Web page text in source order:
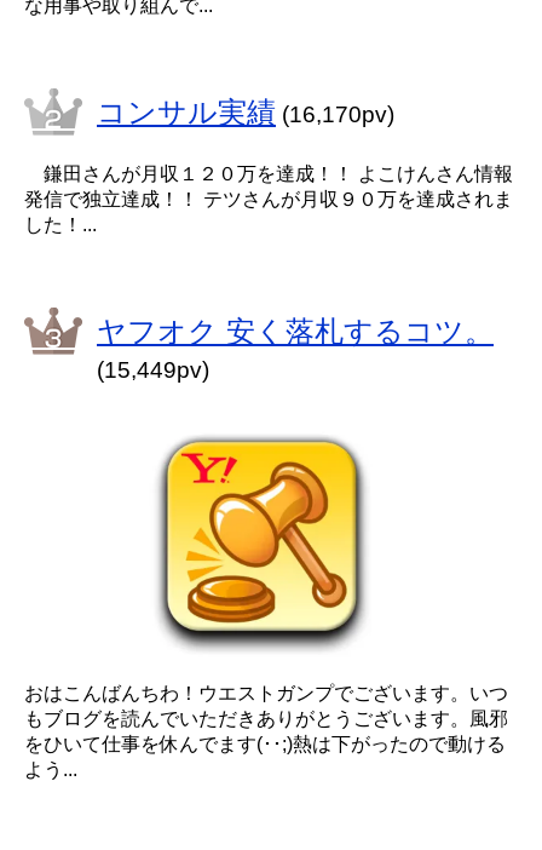
な用事や取り組んで...
コンサル実績 (16,170pv)
鎌田さんが月収１２０万を達成！！ よこけんさん情報
発信で独立達成！！ テツさんが月収９０万を達成されま
した！...
ヤフオク 安く落札するコツ。
(15,449pv)
おはこんばんちわ！ウエストガンプでございます。いつ
もブログを読んでいただきありがとうございます。風邪
をひいて仕事を休んでます(･･;)熱は下がったので動ける
よう...